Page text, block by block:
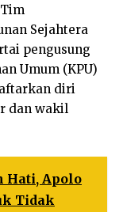
Sejahtera
pengusung
Umum (KPU)
diri
dan wakil
Hati, Apolo
Tidak